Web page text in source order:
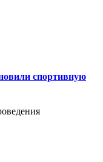
спортивную